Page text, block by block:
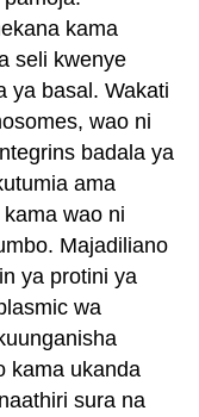
kama
seli kwenye
ya basal. Wakati
wao ni
badala ya
ama
wao ni
Majadiliano
ya protini ya
wa
kama ukanda
sura na